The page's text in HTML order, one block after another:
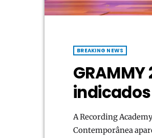
BREAKING NEWS
A Recording
Contemporânea